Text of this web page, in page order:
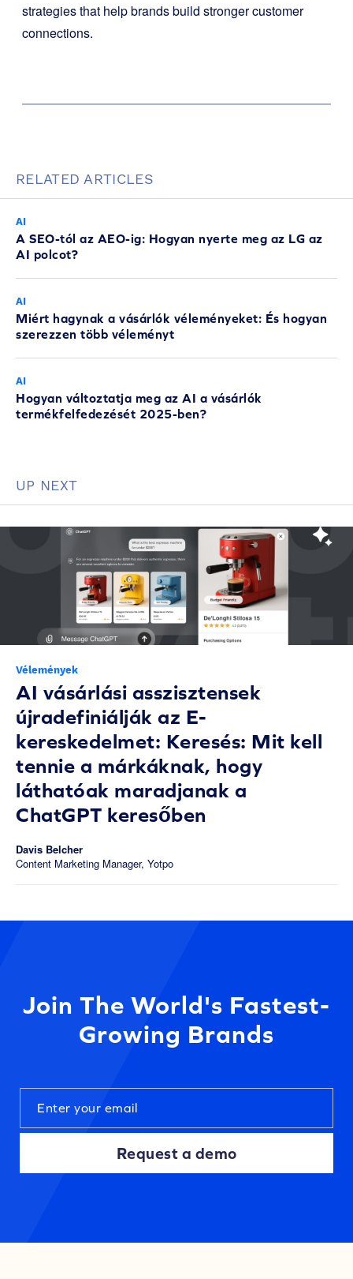
strategies that help brands build stronger customer
connections.
RELATED ARTICLES
AI
A SEO-tól az AEO-ig: Hogyan nyerte meg az LG az
AI polcot?
AI
Miért hagynak a vásárlók véleményeket: És hogyan
szerezzen több véleményt
AI
Hogyan változtatja meg az AI a vásárlók
termékfelfedezését 2025-ben?
UP NEXT
Vélemények
AI vásárlási asszisztensek
újradefiniálják az E-
kereskedelmet: Keresés: Mit kell
tennie a márkáknak, hogy
láthatóak maradjanak a
ChatGPT keresőben
Davis Belcher
Content Marketing Manager, Yotpo
Join The World's Fastest-
Growing Brands
Request a demo